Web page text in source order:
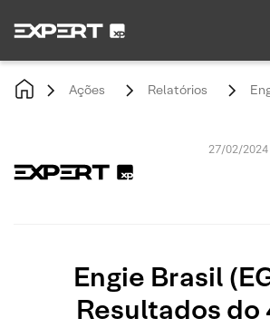
Ações Relatórios
27/02/2024
Engie Brasil
Resultados do